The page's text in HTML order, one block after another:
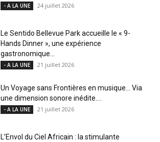
- A LA UNE 24 juillet 2026
Le Sentido Bellevue Park accueille le « 9-
Hands Dinner », une expérience
gastronomique...
- A LA UNE 21 juillet 2026
Un Voyage sans Frontières en musique… Via
une dimension sonore inédite....
- A LA UNE 21 juillet 2026
L’Envol du Ciel Africain : la stimulante